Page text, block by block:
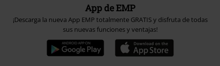
App de EMP
¡Descarga la nueva App EMP totalmente GRATIS y disfruta de todas
sus nuevas funciones y ventajas!